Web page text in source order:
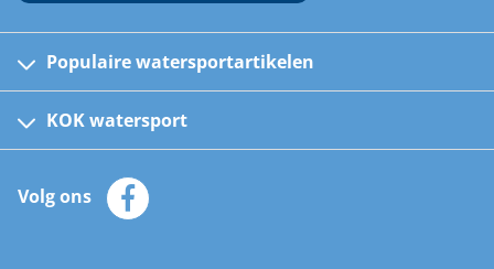
Populaire watersportartikelen
Kinder reddingsvesten
Automatische reddingsvesten
Zeilkleding
Zonnepanelen
KOK watersport
Klantenservice
Merken
Volg ons